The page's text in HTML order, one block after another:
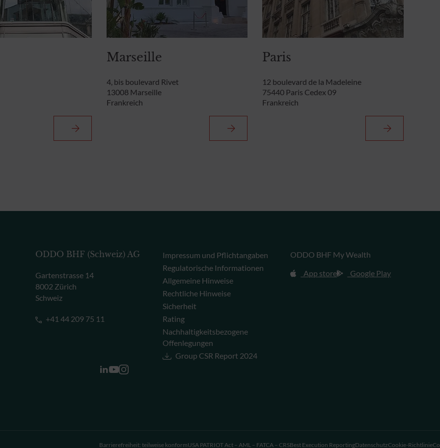
Marseille
4, bis boulevard Rivet
13008 Marseille
Frankreich
Paris
12 boulevard de la Madeleine
75440 Paris Cedex 09
Frankreich
ODDO BHF (Schweiz) AG
Gartenstrasse 14
8002 Zürich
Schweiz
+41 44 209 75 11
Impressum und Pflichtangaben
Regulatorische Informationen
Allgemeine Hinweise
Rechtliche Hinweise
Sicherheit
Rating
Nachhaltigkeitsbezogene
Offenlegungen
Group CSR Report 2024
ODDO BHF My Wealth
App store
Google Play
Barrierefreiheit: teilweise konformUSA PATRIOT Act – AML – FATCA – CRSBest Execution ReportingDatenschutzCookie-Richtlinie